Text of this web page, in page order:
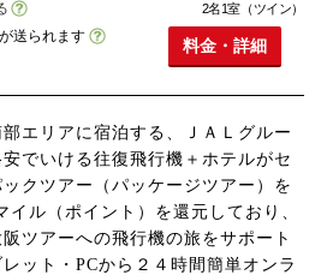
送られます
2名1室（ツイン）
料金・詳細
エリアに宿泊する、ＪＡＬグルー
でいける往復飛行機＋ホテルがセ
クツアー（パッケージツアー）を
イル（ポイント）を還元しており、
ツアーへの飛行機の旅をサポート
ット・PCから２４時間簡単オンラ